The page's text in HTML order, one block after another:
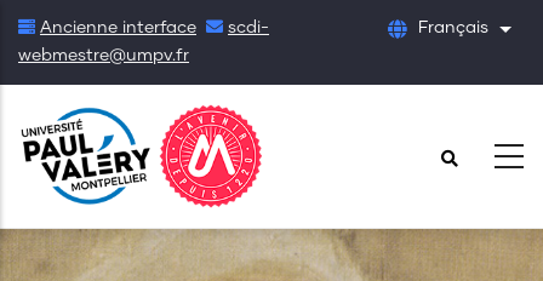
Aller
au
contenu
principal
Ancienne interface
scdi-
webmestre@umpv.fr
Français